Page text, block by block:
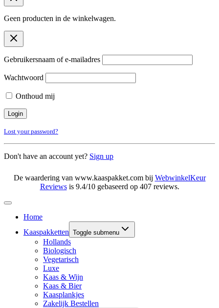
Geen producten in de winkelwagen.
Gebruikersnaam of e-mailadres
Wachtwoord
Onthoud mij
Lost your password?
Don't have an account yet? Sign up
De waardering van www.kaaspakket.com bij WebwinkelKeur
Reviewsis 9.4/10 gebaseerd op 407 reviews.
Home
Kaaspakketten Toggle submenu
Hollands
Biologisch
Vegetarisch
Luxe
Kaas & Wijn
Kaas & Bier
Kaasplankjes
Zakelijk Bestellen